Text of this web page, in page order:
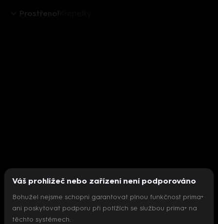
Prostřeno!
Nepodařilo se inicializovat přehrávač
Váš prohlížeč nebo zařízení není podporováno
Bohužel nejsme schopni garantovat plnou funkčnost prima+
ani poskytovat podporu při potížích se službou prima+ na
těchto systémech.